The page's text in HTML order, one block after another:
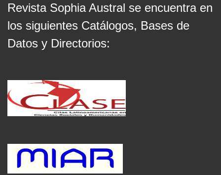
Revista Sophia Austral se encuentra en
los siguientes Catálogos, Bases de
Datos y Directorios: